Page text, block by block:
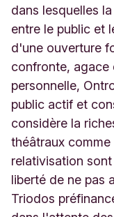
dans lesquelles
entre le public et
d'une ouverture
confronte, agace
personnelle,
public actif et
considère la
théâtraux comme
relativisation
liberté de ne pas
Triodos